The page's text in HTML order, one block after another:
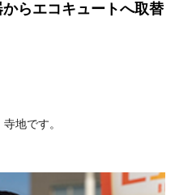
らエコキュートへ取替
地です。